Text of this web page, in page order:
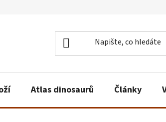
Atlas dinosaurů Články